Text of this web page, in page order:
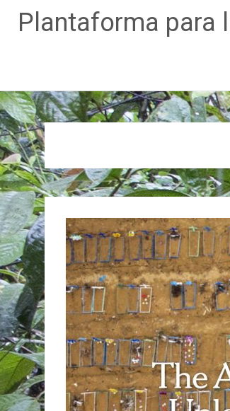
Ir
al
contenido
Plantaforma para